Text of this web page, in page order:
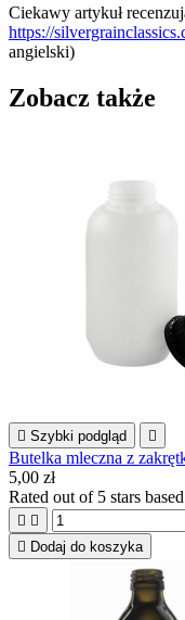
Ciekawy artykuł
https://
angielski)
Zobacz także
 Szybki podgląd 
Butelka mleczna z
5,00 zł
Rated out of 5 stars
 
 Dodaj do koszyka